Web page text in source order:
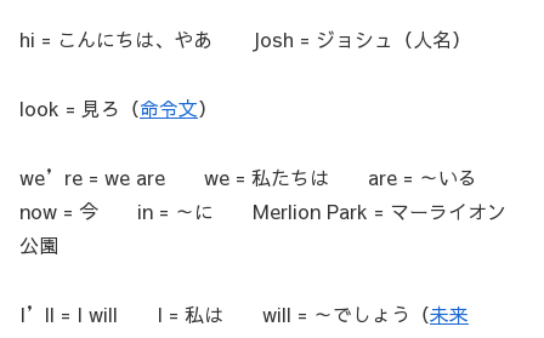
hi = こんにちは、やあ Josh = ジョシュ（人名）
look = 見ろ（命令文）
we’re = we are we = 私たちは are = ～いる
now = 今 in = ～に Merlion Park = マーライオン
公園
I’ll = I will I = 私は will = ～でしょう（未来